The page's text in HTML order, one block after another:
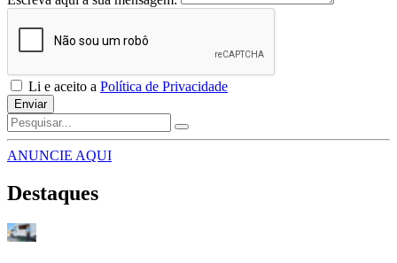
Li e aceito a Política de Privacidade
Enviar
ANUNCIE AQUI
Destaques